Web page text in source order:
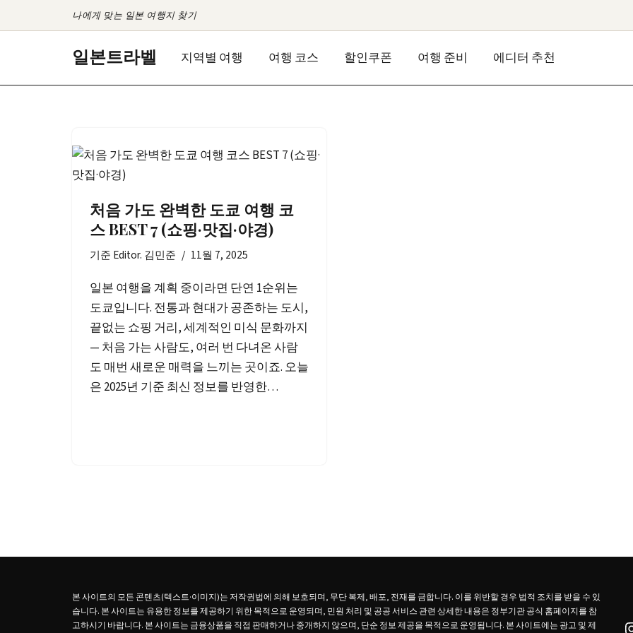
나에게 맞는 일본 여행지 찾기
일본트라벨 지역별 여행 여행 코스 할인쿠폰 여행 준비 에디터 추천
처음 가도 완벽한 도쿄 여행 코
스 BEST 7 (쇼핑·맛집·야경)
기준 Editor. 김민준 11월 7, 2025
일본 여행을 계획 중이라면 단연 1순위는
도쿄입니다. 전통과 현대가 공존하는 도시,
끝없는 쇼핑 거리, 세계적인 미식 문화까지
— 처음 가는 사람도, 여러 번 다녀온 사람
도 매번 새로운 매력을 느끼는 곳이죠. 오늘
은 2025년 기준 최신 정보를 반영한…
본 사이트의 모든 콘텐츠(텍스트·이미지)는 저작권법에 의해 보호되며, 무단 복제, 배포, 전재를 금합니다. 이를 위반할 경우 법적 조치를 받을 수 있
습니다. 본 사이트는 유용한 정보를 제공하기 위한 목적으로 운영되며, 민원 처리 및 공공 서비스 관련 상세한 내용은 정부기관 공식 홈페이지를 참
고하시기 바랍니다. 본 사이트는 금융상품을 직접 판매하거나 중개하지 않으며, 단순 정보 제공을 목적으로 운영됩니다. 본 사이트에는 광고 및 제